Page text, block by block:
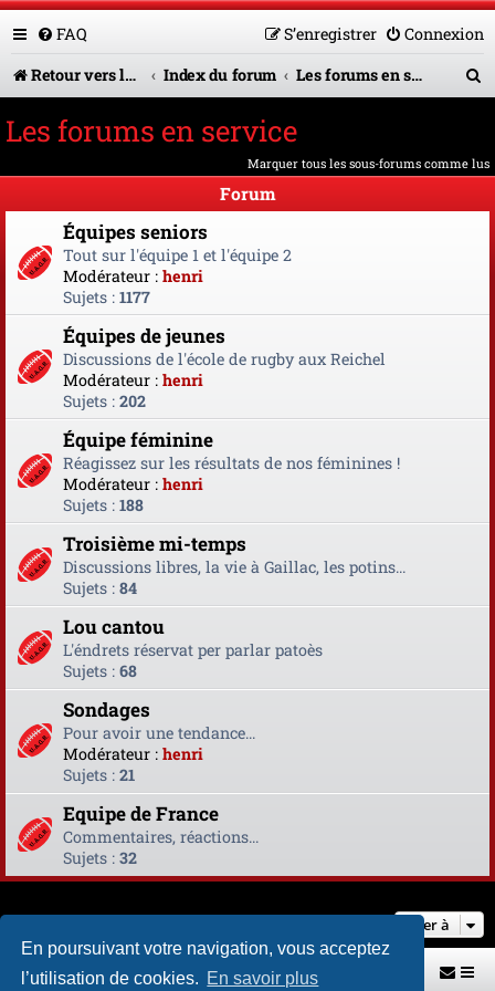
En poursuivant votre navigation, vous acceptez
l’utilisation de cookies. En savoir plus
FAQ Connexion
S’enregistrer
Retour vers le site U.A.G.R.
Index du forum Les forums en service
h
e
h
Les forums en service
Marquer tous les sous-forums comme lus
Forum
Équipes seniors
Tout sur l'équipe 1 et l'équipe 2
Modérateur : henri
Sujets : 1177
Équipes de jeunes
Discussions de l'école de rugby aux Reichel
Modérateur : henri
Sujets : 202
Équipe féminine
Réagissez sur les résultats de nos féminines !
Modérateur : henri
Sujets : 188
Troisième mi-temps
Discussions libres, la vie à Gaillac, les potins...
Sujets : 84
Lou cantou
L'éndrets réservat per parlar patoès
Sujets : 68
Sondages
Pour avoir une tendance...
Modérateur : henri
Sujets : 21
Equipe de France
Commentaires, réactions...
Sujets : 32
Aller à
Retour vers le site U.A.G.R. Index du forum